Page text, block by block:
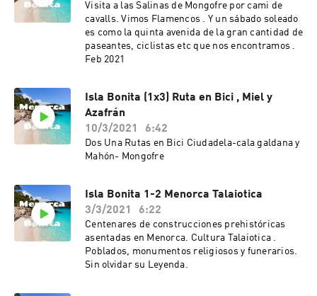
Visita a las Salinas de Mongofre por cami de
cavalls. Vimos Flamencos . Y un sábado soleado
es como la quinta avenida de la gran cantidad de
paseantes, ciclistas etc que nos encontramos .
Feb 2021
Isla Bonita (1x3) Ruta en Bici , Miel y
Azafrán
10/3/2021
6:42
Dos Una Rutas en Bici Ciudadela-cala galdana y
Mahón- Mongofre
Isla Bonita 1-2 Menorca Talaiotica
3/3/2021
6:22
Centenares de construcciones prehistóricas
asentadas en Menorca. Cultura Talaiotica .
Poblados, monumentos religiosos y funerarios.
Sin olvidar su Leyenda.